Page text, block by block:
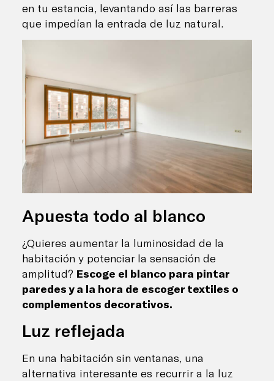
en tu estancia, levantando así las barreras
que impedían la entrada de luz natural.
Apuesta todo al blanco
¿Quieres aumentar la luminosidad de la
habitación y potenciar la sensación de
amplitud? Escoge el blanco para pintar
paredes y a la hora de escoger textiles o
complementos decorativos.
Luz reflejada
En una habitación sin ventanas, una
alternativa interesante es recurrir a la luz